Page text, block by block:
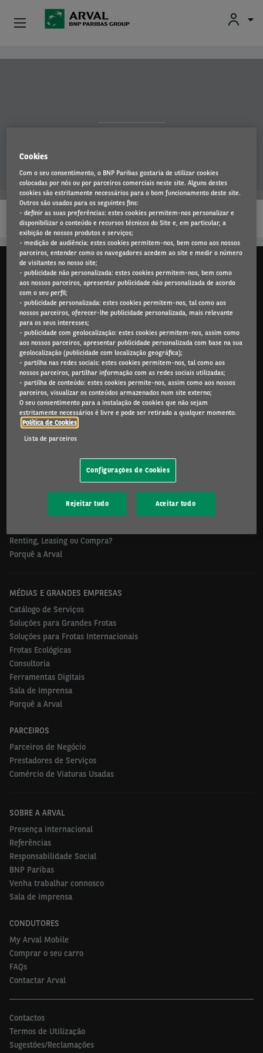
…
LEIA MAIS
Arval.com
For the many journeys in life
PARTICULARES
Campanhas
Renting Particulares
Carros Usados
Renting, Leasing ou Compra?
My Arval Mobile
Porquê a Arval
PROFISSIONAIS E PEQUENAS EMPRESAS
Ofertas Renting menos de 2 anos
Ofertas Viaturas Comerciais
Renting, Leasing ou Compra?
Porquê a Arval
MÉDIAS E GRANDES EMPRESAS
Catálogo de Serviços
Soluções para Grandes Frotas
Soluções para Frotas Internacionais
Frotas Ecológicas
Consultoria
Ferramentas Digitais
Sala de Imprensa
Porquê a Arval
PARCEIROS
Parceiros de Negócio
Prestadores de Serviços
Comércio de Viaturas Usadas
SOBRE A ARVAL
Presença internacional
Referências
Responsabilidade Social
BNP Paribas
Venha trabalhar connosco
Sala de imprensa
CONDUTORES
My Arval Mobile
Comprar o seu carro
FAQs
Contactar Arval
Contactos
Termos de Utilização
Sugestões/Reclamações
Particulares
Parceiros
Sobre A Arval
Condutores
Cookies
Com o seu consentimento, o BNP Paribas gostaria de utilizar cookies
colocadas por nós ou por parceiros comerciais neste site. Alguns destes
cookies são estritamente necessários para o bom funcionamento deste site.
Outros são usados para os seguintes fins:
- definir as suas preferências: estes cookies permitem-nos personalizar e
disponibilizar o conteúdo e recursos técnicos do Site e, em particular, a
exibição de nossos produtos e serviços;
- medição de audiência: estes cookies permitem-nos, bem como aos nossos
parceiros, entender como os navegadores acedem ao site e medir o número
de visitantes no nosso site;
- publicidade não personalizada: estes cookies permitem-nos, bem como
aos nossos parceiros, apresentar publicidade não personalizada de acordo
com o seu perfil;
- publicidade personalizada: estes cookies permitem-nos, tal como aos
nossos parceiros, oferecer-lhe publicidade personalizada, mais relevante
para os seus interesses;
- publicidade com geolocalização: estes cookies permitem-nos, assim como
aos nossos parceiros, apresentar publicidade personalizada com base na sua
geolocalização (publicidade com localização geográfica);
- partilha nas redes sociais: estes cookies permitem-nos, tal como aos
nossos parceiros, partilhar informação com as redes sociais utilizadas;
- partilha de conteúdo: estes cookies permite-nos, assim como aos nossos
parceiros, visualizar os conteúdos armazenados num site externo;
O seu consentimento para a instalação de cookies que não sejam
estritamente necessários é livre e pode ser retirado a qualquer momento.
Política de Cookies
Lista de parceiros
Configurações de Cookies
Rejeitar tudo Aceitar tudo